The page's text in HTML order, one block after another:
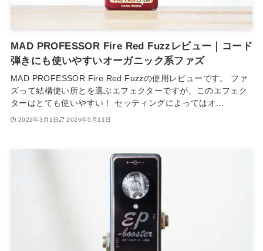
MAD PROFESSOR Fire Red Fuzzレビュー｜コード
弾きにも使いやすいオーガニック系ファズ
MAD PROFESSOR Fire Red Fuzzの使用レビューです。 ファ
ズって結構使い所とを選ぶエフェクターですが、このエフェク
ターはとても使いやすい！ セッティングによってはオ...
2022年3月1日 2026年5月11日